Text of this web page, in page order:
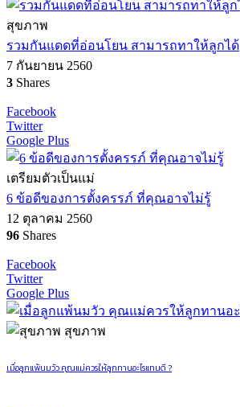
สุขภาพ
รวมกันแดดที่อ่อนโยน สามารถทาให้ลูกได้
7 กันยายน 2560
3 Shares
Facebook
Twitter
Google Plus
เตรียมตัวเป็นแม่
6 ข้อดีของการตั้งครรภ์ ที่คุณอาจไม่รู้
12 ตุลาคม 2560
96 Shares
Facebook
Twitter
Google Plus
สุขภาพ
เมื่อลูกแพ้นมวัว คุณแม่ควรให้ลูกทานอะไรแทนดี ?